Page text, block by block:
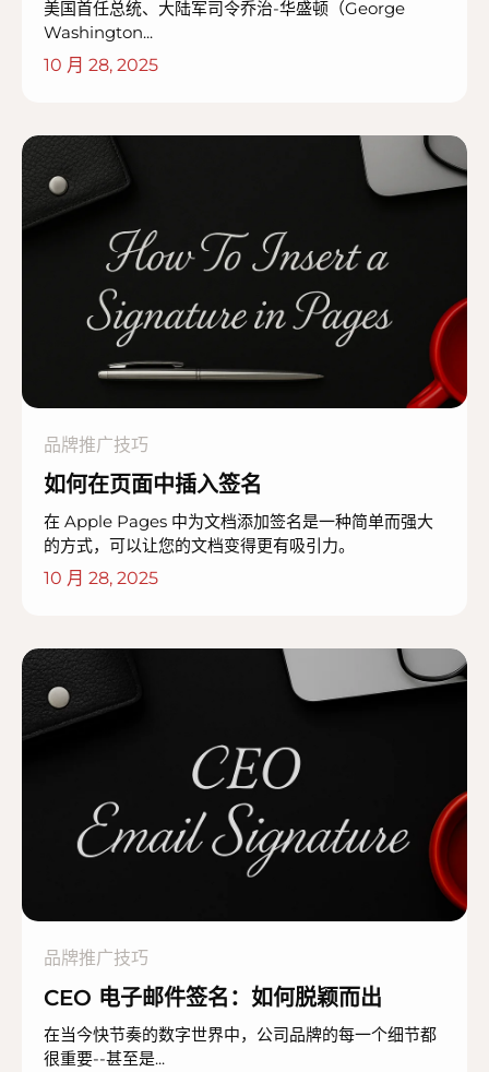
美国首任总统、大陆军司令乔治-华盛顿（George
Washington...
10 月 28, 2025
品牌推广技巧
如何在页面中插入签名
在 Apple Pages 中为文档添加签名是一种简单而强大
的方式，可以让您的文档变得更有吸引力。
10 月 28, 2025
品牌推广技巧
CEO 电子邮件签名：如何脱颖而出
在当今快节奏的数字世界中，公司品牌的每一个细节都
很重要--甚至是...